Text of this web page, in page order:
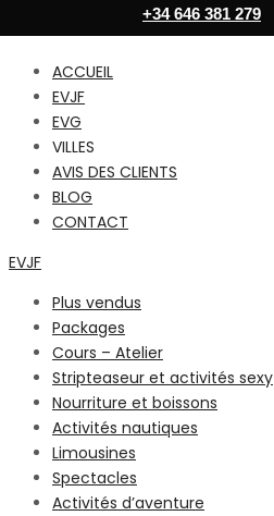
ACCUEIL
EVJF
EVG
VILLES
AVIS DES CLIENTS
BLOG
CONTACT
EVJF
Plus vendus
Packages
Cours – Atelier
Stripteaseur et activités sexy
Nourriture et boissons
Activités nautiques
Limousines
Spectacles
Activités d’aventure
+34 646 381 279